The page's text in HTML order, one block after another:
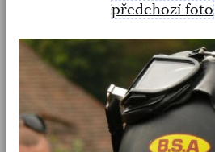
předchozí foto